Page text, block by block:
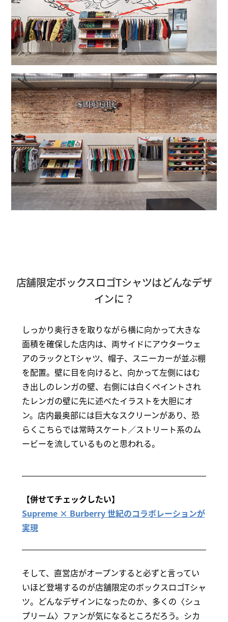
店舗限定ボックスロゴTシャツはどんなデザ
インに？
しっかり奥行きを取りながら横に向かって大きな
面積を確保した店内は、両サイドにアウターウェ
アのラックとTシャツ、帽子、スニーカーが並ぶ棚
を配置。壁に目を向けると、向かって左側にはむ
き出しのレンガの壁、右側には白くペイントされ
たレンガの壁に先に述べたイラストを大胆にオ
ン。店内最奥部には巨大なスクリーンがあり、恐
らくこちらでは常時スケート／ストリート系のム
ービーを流しているものと思われる。
【併せてチェックしたい】
Supreme × Burberry 世紀のコラボレーションが
実現
そして、直営店がオープンすると必ずと言ってい
いほど登場するのが店舗限定のボックスロゴTシャ
ツ。どんなデザインになったのか、多くの〈シュ
プリーム〉ファンが気になるところだろう。シカ